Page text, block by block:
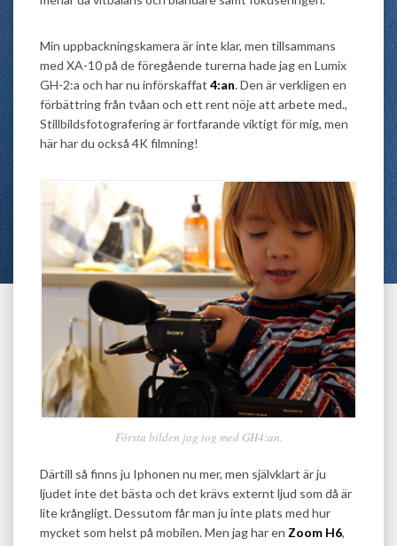
Min uppbackningskamera är inte klar, men tillsammans
med XA-10 på de föregående turerna hade jag en Lumix
GH-2:a och har nu införskaffat 4:an. Den är verkligen en
förbättring från tvåan och ett rent nöje att arbete med.,
Stillbildsfotografering är fortfarande viktigt för mig, men
här har du också 4K filmning!
Första bilden jag tog med GH4:an.
Därtill så finns ju Iphonen nu mer, men självklart är ju
ljudet inte det bästa och det krävs externt ljud som då är
lite krångligt. Dessutom får man ju inte plats med hur
mycket som helst på mobilen. Men jag har en Zoom H6,